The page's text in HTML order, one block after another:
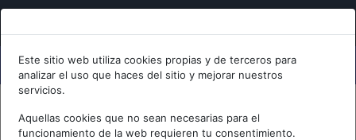
Este sitio web utiliza cookies propias y de terceros para
analizar el uso que haces del sitio y mejorar nuestros
servicios.
Aquellas cookies que no sean necesarias para el
funcionamiento de la web requieren tu consentimiento.